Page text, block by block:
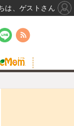
は、ゲストさん